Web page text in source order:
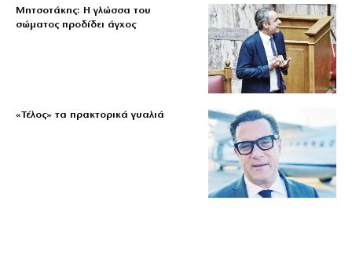
Μητσοτάκης: Η γλώσσα του
σώματος προδίδει άγχος
«Τέλος» τα πρακτορικά γυαλιά